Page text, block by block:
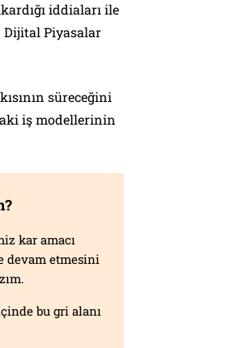
iddiaları ile
Dijital Piyasalar
süreceğini
iş modellerinin
kar amacı
devam etmesini
bu gri alanı